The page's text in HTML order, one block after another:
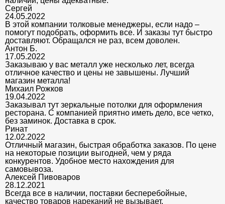
Сергей
24.05.2022
В этой компании толковые менеджеры, если надо –
помогут подобрать, оформить все. И заказы тут быстро
доставляют. Обращался не раз, всем доволен.
Антон Б.
17.05.2022
Заказываю у вас металл уже несколько лет, всегда
отличное качество и цены не завышены. Лучший
магазин металла!
Михаил Рожков
19.04.2022
Заказывал тут зеркальные потолки для оформления
ресторана. С компанией приятно иметь дело, все четко,
без заминок. Доставка в срок.
Ринат
12.02.2022
Отличный магазин, быстрая обработка заказов. По цене
на некоторые позиции выгодней, чем у ряда
конкурентов. Удобное место нахождения для
самовывоза.
Алексей Пивоваров
28.12.2021
Всегда все в наличии, поставки бесперебойные,
качество товаров нареканий не вызывает.